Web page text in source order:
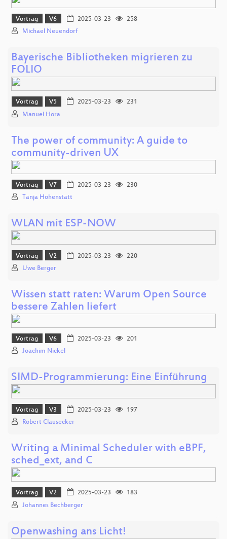
Vortrag V6 2025-03-23
258
Michael Neuendorf
Bayerische Bibliotheken migrieren zu
FOLIO
Vortrag V5 2025-03-23
231
Manuel Hora
The power of community: A guide to
community-driven UX
Vortrag V7 2025-03-23
230
Tanja Hohenstatt
WLAN mit ESP-NOW
Vortrag V2 2025-03-23
220
Uwe Berger
Wissen statt raten: Warum Open Source
bessere Zahlen liefert
Vortrag V6 2025-03-23
201
Joachim Nickel
SIMD-Programmierung: Eine Einführung
Vortrag V3 2025-03-23
197
Robert Clausecker
Writing a Minimal Scheduler with eBPF,
sched_ext, and C
Vortrag V2 2025-03-23
183
Johannes Bechberger
Openwashing ans Licht!